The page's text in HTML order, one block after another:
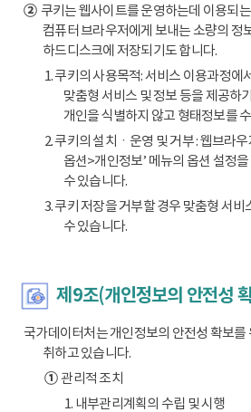
②쿠키는 웹사이트를 운영하는데 이용되
컴퓨터 브라우저에게 보내는 소량의 정
하드디스크에 저장되기도 합니다.
1. 쿠키의 사용목적: 서비스 이용과정에
맞춤형 서비스 및 정보 등을 제공하
개인을 식별하지 않고 형태정보를
2. 쿠키의 설치ㆍ운영 및 거부 : 웹브라
옵션>개인정보’ 메뉴의 옵션 설정
수 있습니다.
3. 쿠키 저장을 거부할 경우 맞춤형 서
수 있습니다.
제9조(개인정보의 안전성
국가데이터처는 개인정보의 안전성 확보를
취하고 있습니다.
①관리적 조치
1. 내부관리계획의 수립 및 시행